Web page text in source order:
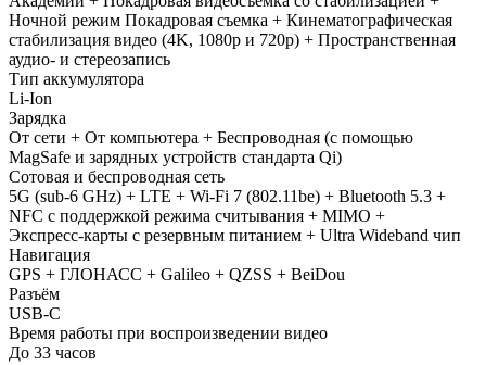
Ночной режим Покадровая съемка + Кинематографическая
стабилизация видео (4K, 1080p и 720p) + Пространственная
аудио- и стереозапись
Тип аккумулятора
Li-Ion
Зарядка
От сети + От компьютера + Беспроводная (с помощью
MagSafe и зарядных устройств стандарта Qi)
Сотовая и беспроводная сеть
5G (sub‑6 GHz) + LTE + Wi-Fi 7 (802.11be) + Bluetooth 5.3 +
NFC с поддержкой режима считывания + MIMO +
Экспресс‑карты с резервным питанием + Ultra Wideband чип
Навигация
GPS + ГЛОНАСС + Galileo + QZSS + BeiDou
Разъём
USB‑C
Время работы при воспроизведении видео
До 33 часов